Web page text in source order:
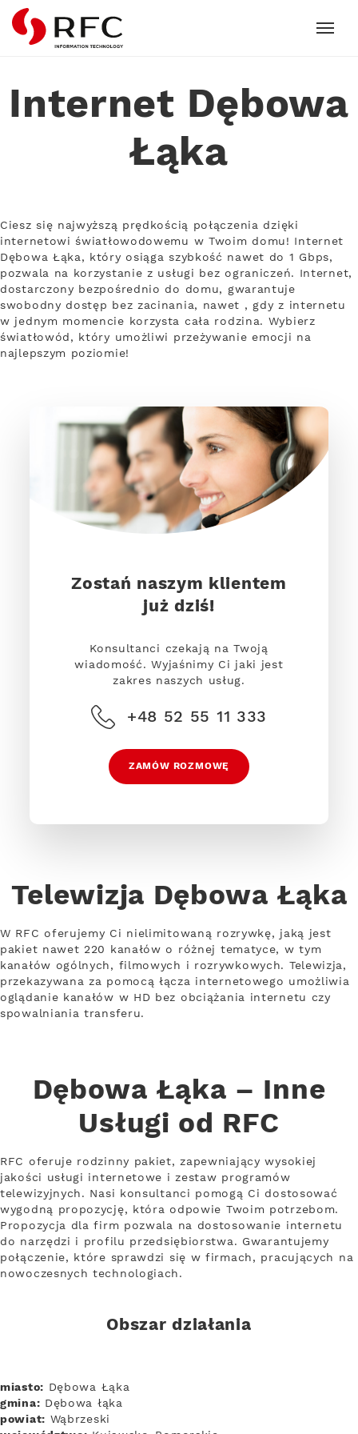
RFC
Internet Dębowa
Łąka
Ciesz się najwyższą prędkością połączenia dzięki
internetowi światłowodowemu w Twoim domu! Internet
Dębowa Łąka, który osiąga szybkość nawet do 1 Gbps,
pozwala na korzystanie z usługi bez ograniczeń. Internet,
dostarczony bezpośrednio do domu, gwarantuje
swobodny dostęp bez zacinania, nawet , gdy z internetu
w jednym momencie korzysta cała rodzina. Wybierz
światłowód, który umożliwi przeżywanie emocji na
najlepszym poziomie!
Zostań naszym klientem
już dziś!
Konsultanci czekają na Twoją
wiadomość. Wyjaśnimy Ci jaki jest
zakres naszych usług.
+48 52 55 11 333
ZAMÓW ROZMOWĘ
Telewizja Dębowa Łąka
W RFC oferujemy Ci nielimitowaną rozrywkę, jaką jest
pakiet nawet 220 kanałów o różnej tematyce, w tym
kanałów ogólnych, filmowych i rozrywkowych. Telewizja,
przekazywana za pomocą łącza internetowego umożliwia
oglądanie kanałów w HD bez obciążania internetu czy
spowalniania transferu.
Dębowa Łąka – Inne
Usługi od RFC
RFC oferuje rodzinny pakiet, zapewniający wysokiej
jakości usługi internetowe i zestaw programów
telewizyjnych. Nasi konsultanci pomogą Ci dostosować
wygodną propozycję, która odpowie Twoim potrzebom.
Propozycja dla firm pozwala na dostosowanie internetu
do narzędzi i profilu przedsiębiorstwa. Gwarantujemy
połączenie, które sprawdzi się w firmach, pracujących na
nowoczesnych technologiach.
Obszar działania
miasto: Dębowa Łąka
gmina: Dębowa łąka
powiat: Wąbrzeski